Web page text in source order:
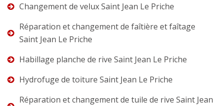
Changement de velux Saint Jean Le Priche
Réparation et changement de faîtière et faîtage
Saint Jean Le Priche
Habillage planche de rive Saint Jean Le Priche
Hydrofuge de toiture Saint Jean Le Priche
Réparation et changement de tuile de rive Saint Jean